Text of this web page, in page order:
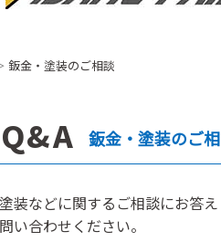
鈑金・塗装のご相談
Q&A 鈑金・塗装のご
装などに関するご相談にお答
い合わせください。